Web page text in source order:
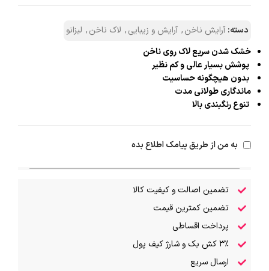
دسته: آرایش ناخن, آرایش و زیبایی, لاک ناخن, لیزانو
خشک شدن سریع لاک روی ناخن
پوشش بسیار عالی و کم نظیر
بدون هیچگونه حساسیت
ماندگاری طولانی مدت
تنوع رنگبندی بالا
به من از طریق پیامک اطلاع بده
تضمین اصالت و کیفیت کالا
تضمین کمترین قیمت
پرداخت اقساطی
۳٪ کش بک و شارژ کیف پول
ارسال سریع